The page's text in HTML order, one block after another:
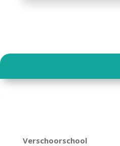
Verschoorschool